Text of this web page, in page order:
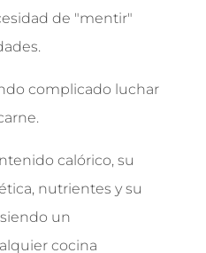
de "mentir"
complicado luchar
calórico, su
nutrientes y su
un
cocina